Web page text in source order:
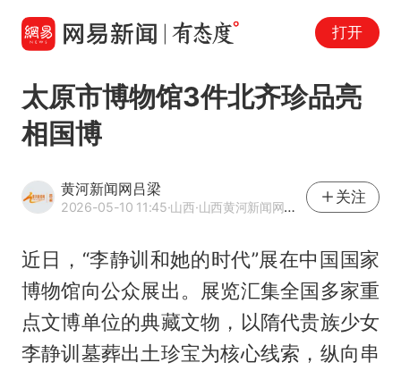
打开
太原市博物馆3件北齐珍品亮
相国博
黄河新闻网吕梁
2026-05-10 11:45·山西·山西黄河新闻网传媒有限责任公司吕梁分公司官方账号
关注
近日，“李静训和她的时代”展在中国国家
博物馆向公众展出。展览汇集全国多家重
点文博单位的典藏文物，以隋代贵族少女
李静训墓葬出土珍宝为核心线索，纵向串